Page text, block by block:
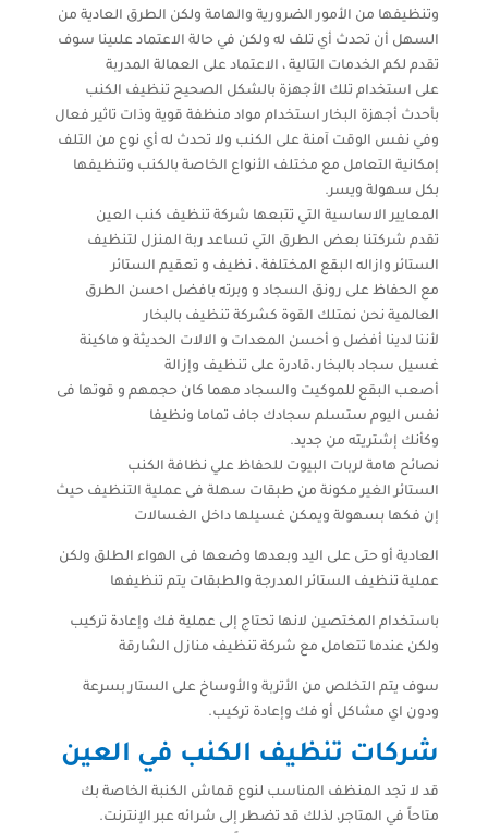
وتنظيفها من الأمور الضرورية والهامة ولكن الطرق العادية من
السهل أن تحدث أي تلف له ولكن في حالة الاعتماد علىينا سوف
تقدم لكم الخدمات التالية ، الاعتماد على العمالة المدربة
على استخدام تلك الأجهزة بالشكل الصحيح تنظيف الكنب
بأحدث أجهزة البخار استخدام مواد منظفة قوية وذات تاثير فعال
وفي نفس الوقت آمنة على الكنب ولا تحدث له أي نوع من التلف
إمكانية التعامل مع مختلف الأنواع الخاصة بالكنب وتنظيفها
بكل سهولة ويسر.
المعايير الاساسية التي تتبعها شركة تنظيف كنب العين
تقدم شركتنا بعض الطرق التي تساعد ربة المنزل لتنظيف
الستائر وازاله البقع المختلفة ، نظيف و تعقيم الستائر
مع الحفاظ على رونق السجاد و وبرته بافضل احسن الطرق
العالمية نحن نمتلك القوة كشركة تنظيف بالبخار
لأننا لدينا أفضل و أحسن المعدات و الالات الحديثة و ماكينة
غسيل سجاد بالبخار ،قادرة على تنظيف وإزالة
أصعب البقع للموكيت والسجاد مهما كان حجمهم و قوتها فى
نفس اليوم ستسلم سجادك جاف تماما ونظيفا
وكأنك إشتريته من جديد.
نصائح هامة لربات البيوت للحفاظ علي نظافة الكنب
الستائر الغير مكونة من طبقات سهلة فى عملية التنظيف حيث
إن فكها بسهولة ويمكن غسيلها داخل الغسالات
العادية أو حتى على اليد وبعدها وضعها فى الهواء الطلق ولكن
عملية تنظيف الستائر المدرجة والطبقات يتم تنظيفها
باستخدام المختصين لانها تحتاج إلى عملية فك وإعادة تركيب
ولكن عندما تتعامل مع شركة تنظيف منازل الشارقة
سوف يتم التخلص من الأتربة والأوساخ على الستار بسرعة
ودون اي مشاكل أو فك وإعادة تركيب.
شركات تنظيف الكنب في العين
قد لا تجد المنظف المناسب لنوع قماش الكنبة الخاصة بك
متاحاً في المتاجر، لذلك قد تضطر إلى شرائه عبر الإنترنت.